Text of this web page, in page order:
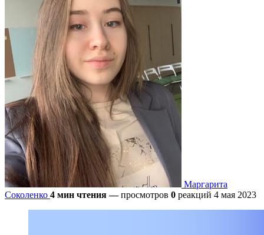
Маргарита
Соколенко 4 мин чтения —просмотров 0 реакций 4 мая 2023